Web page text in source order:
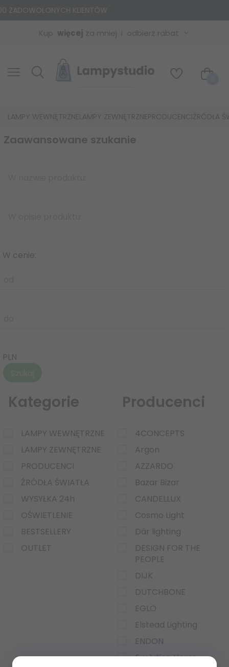
Kup więcej za mniej odbierz rabat
LAMPY WEWNĘTRZNELAMPY ZEWNĘTRZNEPRODUCENCIŹRÓDŁA
Zaawansowane szukanie
W cenie:
PLN
Kategorie
LAMPY WEWNĘTRZNE
LAMPY ZEWNĘTRZNE
PRODUCENCI
ŹRÓDŁA ŚWIATŁA
WYSYŁKA 24h
OŚWIETLENIE
BESTSELLERY
OUTLET
Producenci
4CONCEPTS
Argon
AZZARDO
Bazar Bizar
CANDELLUX
Cosmo Light
Där lighting
DESIGN FOR THE
PEOPLE
DIJK
DUTCHBONE
EGLO
Elstead Lighting
ENDON
Evolution Home